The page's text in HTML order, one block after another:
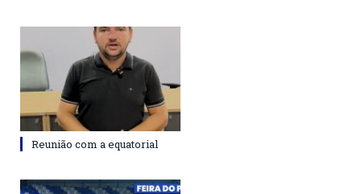
Reunião com a equatorial